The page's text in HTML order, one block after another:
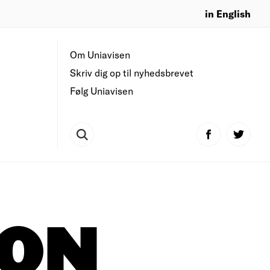
in English
Om Uniavisen
Skriv dig op til nyhedsbrevet
Følg Uniavisen